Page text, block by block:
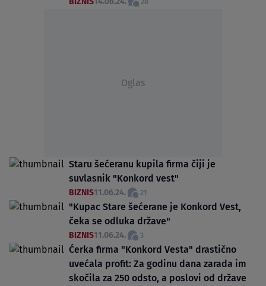
28
Oglas
Staru šećeranu kupila firma čiji je
suvlasnik "Konkord vest"
BIZNIS11.06.24. 21
"Kupac Stare šećerane je Konkord Vest,
čeka se odluka države"
BIZNIS11.06.24. 3
Ćerka firma "Konkord Vesta" drastično
uvećala profit: Za godinu dana zarada im
skočila za 250 odsto, a poslovi od države